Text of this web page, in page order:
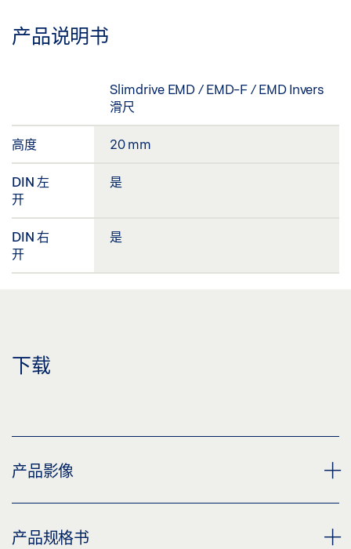
产品说明书
Slimdrive EMD / EMD-F / EMD Invers
滑尺
高度 20 mm
DIN 左
开
是
DIN 右
开
是
下载
产品影像
滚轮导轨 GEZE SLIMDRIVE EMD / EMD-F
产品规格书